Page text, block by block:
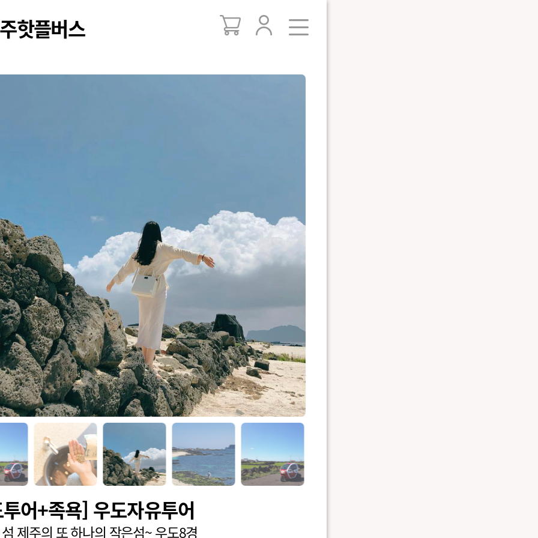
핫플버스
어+족욕] 우도자유투어
제주의 또 하나의 작은섬~ 우도8경